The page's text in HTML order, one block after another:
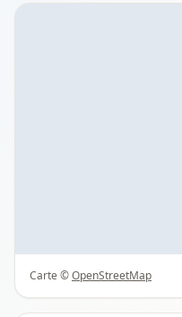
Carte ©OpenStreetMap